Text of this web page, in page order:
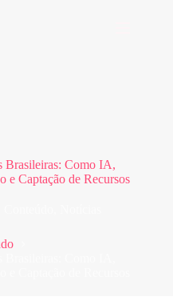
Brasileiras: Como IA,
e Captação de Recursos